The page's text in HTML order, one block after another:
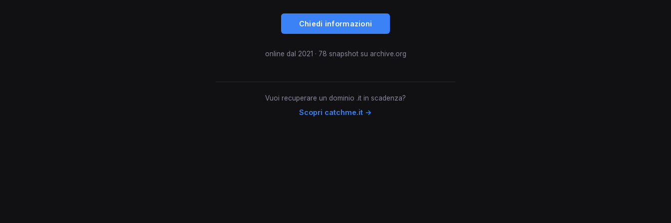
Chiedi informazioni
online dal 2021 · 78 snapshot su archive.org
Vuoi recuperare un dominio .it in scadenza?
Scopri catchme.it →